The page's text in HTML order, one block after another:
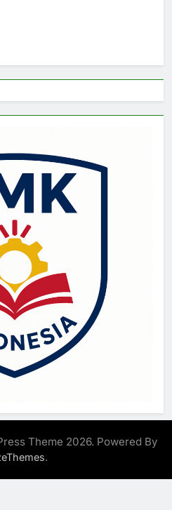
Theme 2026. Powered By
.